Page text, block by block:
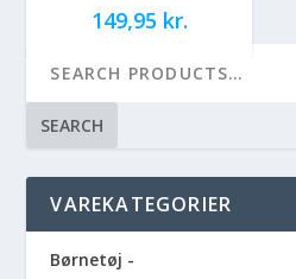
149,95 kr.
SEARCH
VAREKATEGORIER
Børnetøj -